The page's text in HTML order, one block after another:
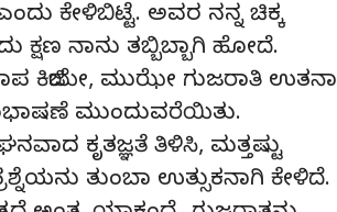
ಕೇಳಿಬಿಟ್ಟೆ. ಅವರ ನನ್ನ ಚಿಕ್ಕ
ಕ್ಷಣ ನಾನು ತಬ್ಬಿಬ್ಬಾಗಿ ಹೋದೆ.
ಕಿಜಿಯೇ, ಮುಝೇ ಗುಜರಾತಿ ಉತನಾ
ಮುಂದುವರೆಯಿತು.
ಕೃತಜ್ಞತೆ ತಿಳಿಸಿ, ಮತ್ತಷ್ಟು
ತುಂಬಾ ಉತ್ಸುಕನಾಗಿ ಕೇಳಿದೆ.